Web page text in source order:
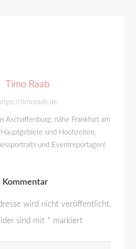
Timo Raab
timoraab.de
Aschaffenburg, nähe Frankfurt am
sind Hochzeiten,
und Eventreportagen!
Kommentar
wird nicht veröffentlicht.
sind mit * markiert